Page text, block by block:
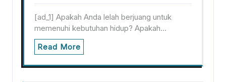
[ad_1] Apakah Anda lelah berjuang untuk
memenuhi kebutuhan hidup? Apakah…
Read More